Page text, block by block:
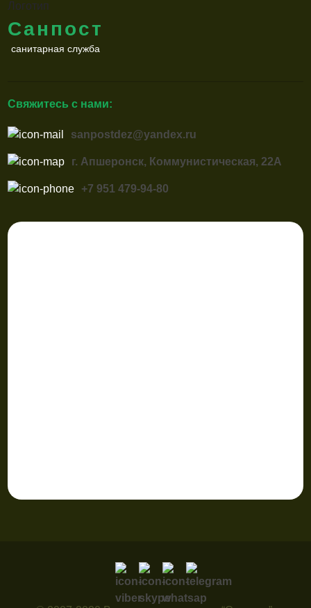
Санпост
санитарная служба
Свяжитесь с нами:
sanpostdez@yandex.ru
г. Апшеронск, Коммунистическая, 22А
+7 951 479-94-80